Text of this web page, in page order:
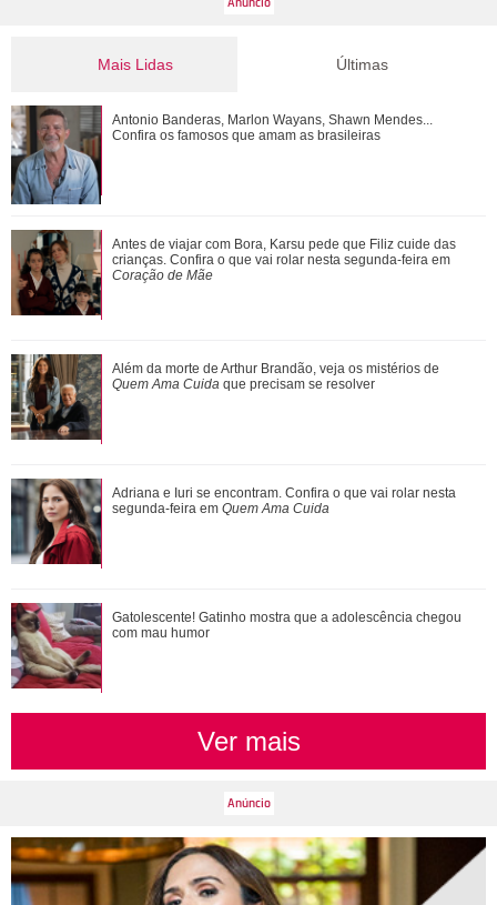
Mais Lidas
Entre polêmicas e atuações, confira um ano a ano de Fábio
Assunção
Em leilão beneficente, Neymar Jr. usa relógio de dois
milhões de reais inspirado no filme ...
Tia Milena afirma que amizade com Ana Paula Renault
chegou ao fim: Não foi uma decisão que ...
Ariana Grande faz desabafo em show sobre decisão de
pausar a carreira: Não foi uma reação...
De Wicked a Petal... Entenda a polêmica que motivou pausa
na carreira de Ariana Grande
Últimas
Antonio Banderas, Marlon Wayans, Shawn Mendes...
Confira os famosos que amam as brasileiras
Antes de viajar com Bora, Karsu pede que Filiz cuide das
crianças. Confira o que vai rolar nesta segunda-feira em
Coração de Mãe
Além da morte de Arthur Brandão, veja os mistérios de
Quem Ama Cuida que precisam se resolver
Adriana e Iuri se encontram. Confira o que vai rolar nesta
segunda-feira em Quem Ama Cuida
Gatolescente! Gatinho mostra que a adolescência chegou
com mau humor
Ver mais